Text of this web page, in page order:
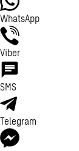
WhatsApp
Viber
SMS
Telegram